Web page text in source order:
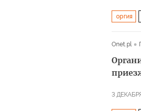
оргия
Onet.pl
3